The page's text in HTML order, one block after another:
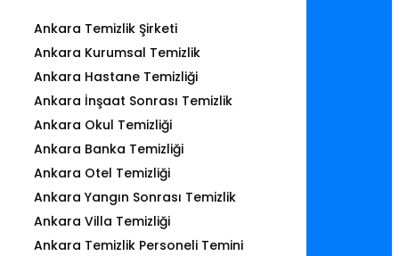
Ankara Temizlik Şirketi
Ankara Kurumsal Temizlik
Ankara Hastane Temizliği
Ankara İnşaat Sonrası Temizlik
Ankara Okul Temizliği
Ankara Banka Temizliği
Ankara Otel Temizliği
Ankara Yangın Sonrası Temizlik
Ankara Villa Temizliği
Ankara Temizlik Personeli Temini